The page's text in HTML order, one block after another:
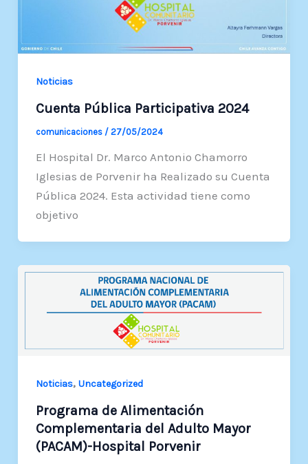
Noticias
Cuenta Pública Participativa 2024
comunicaciones / 27/05/2024
El Hospital Dr. Marco Antonio Chamorro
Iglesias de Porvenir ha Realizado su Cuenta
Pública 2024. Esta actividad tiene como
objetivo
Noticias, Uncategorized
Programa de Alimentación
Complementaria del Adulto Mayor
(PACAM)-Hospital Porvenir